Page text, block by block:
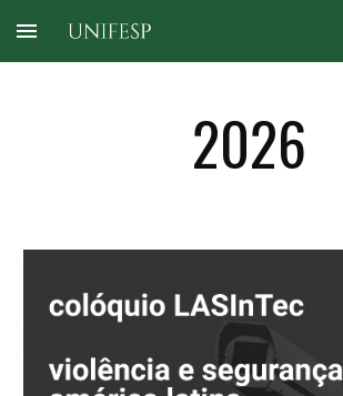
Skip to main content
2026